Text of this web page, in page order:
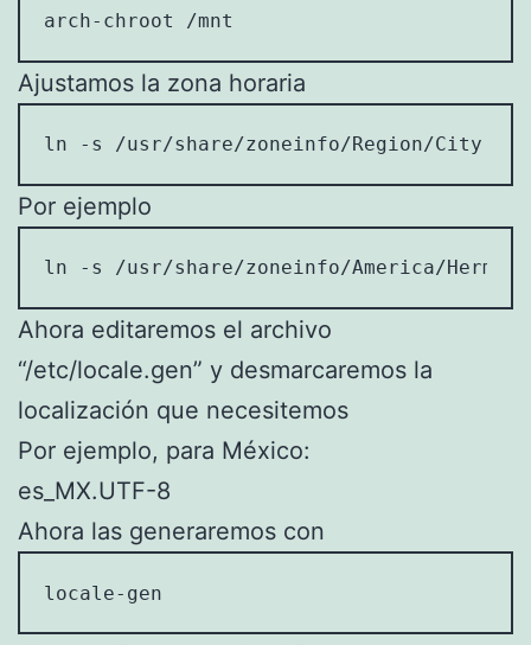
arch-chroot /mnt
Ajustamos la zona horaria
ln -s /usr/share/zoneinfo/Region/City /
Por ejemplo
ln -s /usr/share/zoneinfo/America/
Ahora editaremos el archivo
“/etc/locale.gen” y desmarcaremos la
localización que necesitemos
Por ejemplo, para México:
es_MX.UTF-8
Ahora las generaremos con
locale-gen